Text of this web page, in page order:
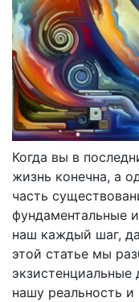
Когда вы в
жизнь конечна, а
часть
фундаментальные
наш каждый шаг,
этой статье мы
нашу реальность